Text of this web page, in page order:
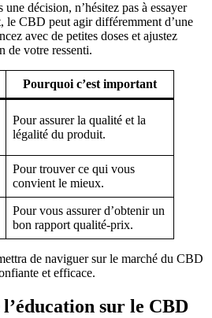
décision, n’hésitez pas à essayer
le CBD peut agir différemment d’une
avec de petites doses et ajustez
de votre ressenti.
Pourquoi c’est important
Pour assurer la qualité et la
légalité du produit.
Pour trouver ce qui vous
convient le mieux.
Pour vous assurer d’obtenir un
bon rapport qualité-prix.
de naviguer sur le marché du CBD
et efficace.
sur le CBD